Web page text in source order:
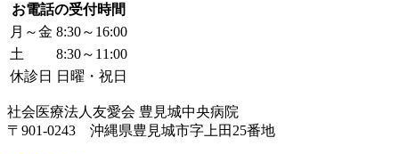
お電話の受付時間
月～金 8:30～16:00
土
8:30～11:00
休診日
日曜・祝日
社会医療法人友愛会 豊見城中央病院
〒901-0243 沖縄県豊見城市字上田25番地